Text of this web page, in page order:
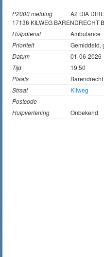
P2000 melding
A2 DIA
17136 KILWEG BARENDRECHT
Hulpdienst
Ambulance
Prioriteit
Gemiddeld,
Datum
01-06-2026
Tijd
19:50
Plaats
Barendrecht
Straat
Kilweg
Postcode
Hulpverlening
Onbekend